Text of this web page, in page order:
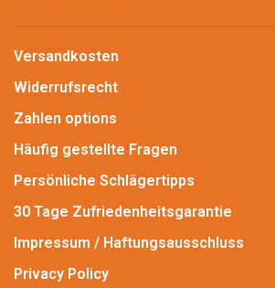
Versandkosten
Widerrufsrecht
Zahlen options
Häufig gestellte Fragen
Persönliche Schlägertipps
30 Tage Zufriedenheitsgarantie
Impressum / Haftungsausschluss
Privacy Policy